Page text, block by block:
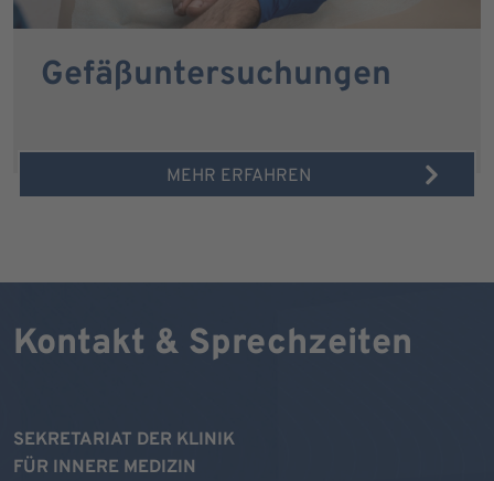
Gefäßuntersuchungen
MEHR ERFAHREN
Kontakt & Sprechzeiten
SEKRETARIAT DER KLINIK
FÜR INNERE MEDIZIN